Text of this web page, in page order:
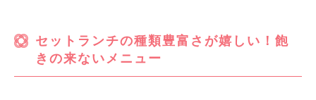
セットランチの種類豊富さが嬉しい！飽
きの来ないメニュー